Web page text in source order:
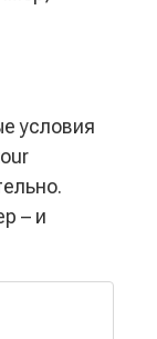
условия
– и